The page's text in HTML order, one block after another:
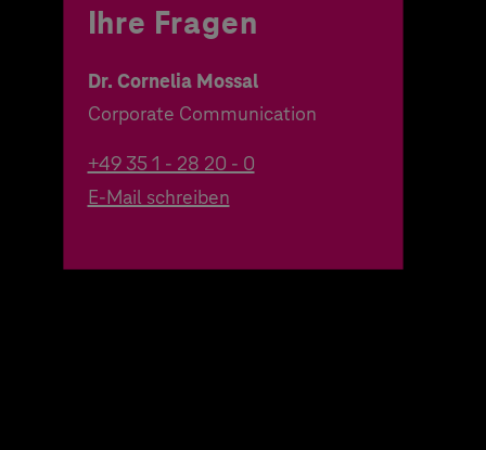
Ihre Fragen
Dr. Cornelia Mossal
Corporate Communication
+49 35 1 - 28 20 - 0
E-Mail schreiben